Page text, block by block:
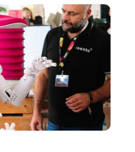
online
zahlen,
Hier bekommst du
aber mit
wichtig sind.